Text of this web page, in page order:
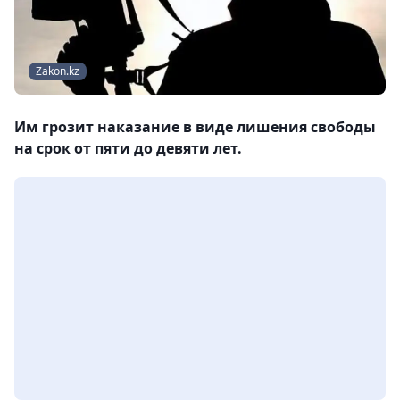
Zakon.kz
Им грозит наказание в виде лишения свободы
на срок от пяти до девяти лет.